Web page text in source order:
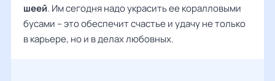
шеей. Им сегодня надо украсить ее коралловыми
бусами – это обеспечит счастье и удачу не только
в карьере, но и в делах любовных.